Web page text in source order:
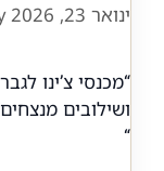
ינואר 23, 2026
“מכנסי צ’ינו
ושילובים
“